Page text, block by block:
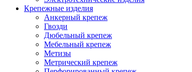
Крепежные изделия
Анкерный крепеж
Гвозди
Дюбельный крепеж
Мебельный крепеж
Метизы
Метрический крепеж